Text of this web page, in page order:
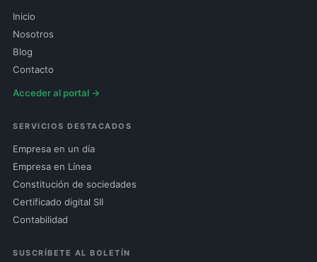
Inicio
Nosotros
Blog
Contacto
Acceder al portal →
SERVICIOS DESTACADOS
Empresa en un día
Empresa en Línea
Constitución de sociedades
Certificado digital SII
Contabilidad
SUSCRÍBETE AL BOLETÍN